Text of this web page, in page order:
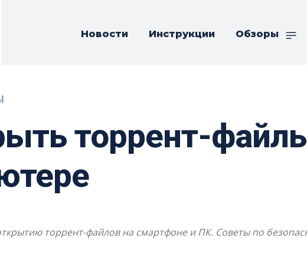
Новости Инструкции Обзоры
торрент-
торрент-файлов на смартфоне и ПК. Советы по